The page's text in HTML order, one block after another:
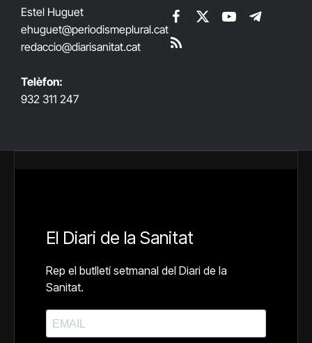
Estel Huguet
ehuguet@periodismeplural.cat
redaccio@diarisanitat.cat
Telèfon:
932 311 247
Facebook
X
YouTubeTelegram
RSS